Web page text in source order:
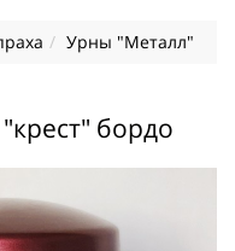
Урны "Металл"
бордо